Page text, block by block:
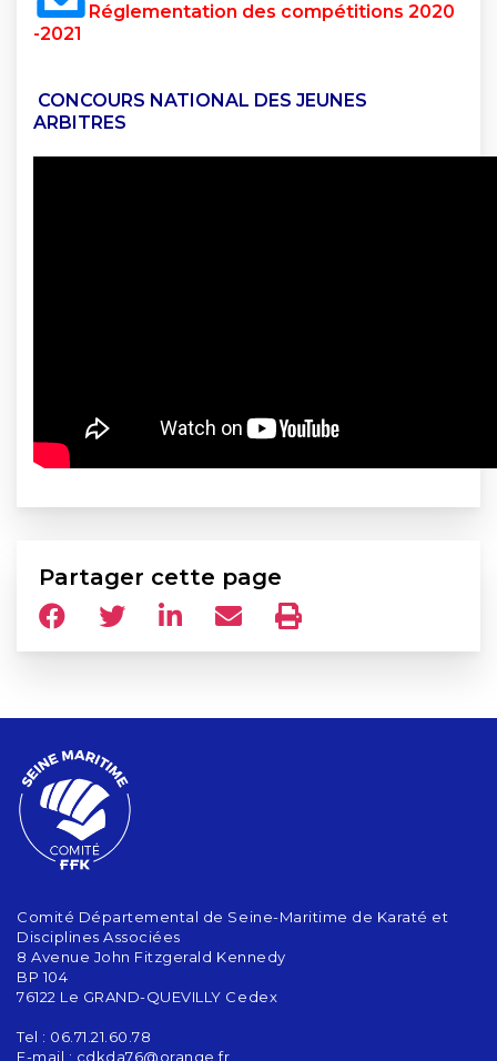
Réglementation des compétitions 2020
-2021
CONCOURS NATIONAL DES JEUNES
ARBITRES
Partager cette page
Comité Départemental de Seine-Maritime de Karaté et
Disciplines Associées
8 Avenue John Fitzgerald Kennedy
BP 104
76122 Le GRAND-QUEVILLY Cedex
Tel : 06.71.21.60.78
E-mail : cdkda76@orange.fr